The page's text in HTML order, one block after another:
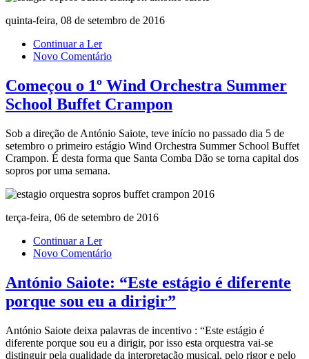
quinta-feira, 08 de setembro de 2016
Continuar a Ler
Novo Comentário
Começou o 1º Wind Orchestra Summer
School Buffet Crampon
Sob a direção de António Saiote, teve início no passado dia 5 de
setembro o primeiro estágio Wind Orchestra Summer School Buffet
Crampon. É desta forma que Santa Comba Dão se torna capital dos
sopros por uma semana.
terça-feira, 06 de setembro de 2016
Continuar a Ler
Novo Comentário
António Saiote: “Este estágio é diferente
porque sou eu a dirigir”
António Saiote deixa palavras de incentivo : “Este estágio é
diferente porque sou eu a dirigir, por isso esta orquestra vai-se
distinguir pela qualidade da interpretação musical, pelo rigor e pelo